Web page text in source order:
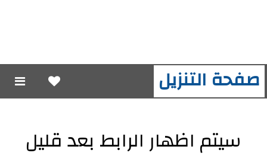
صفحة التنزيل
سيتم اظهار الرابط بعد قليل